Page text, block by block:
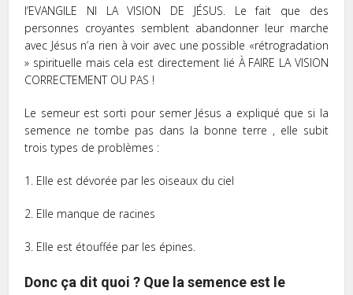
l’EVANGILE NI LA VISION DE JÉSUS. Le fait que des
personnes croyantes semblent abandonner leur marche
avec Jésus n’a rien à voir avec une possible «rétrogradation
» spirituelle mais cela est directement lié À FAIRE LA VISION
CORRECTEMENT OU PAS !
Le semeur est sorti pour semer Jésus a expliqué que si la
semence ne tombe pas dans la bonne terre , elle subit
trois types de problèmes :
1. Elle est dévorée par les oiseaux du ciel
2. Elle manque de racines
3. Elle est étouffée par les épines.
Donc ça dit quoi ? Que la semence est le